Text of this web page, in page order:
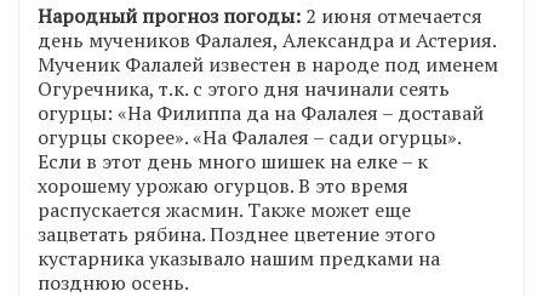
Народный прогноз погоды: 2 июня отмечается
день мучеников Фалалея, Александра и Астерия.
Мученик Фалалей известен в народе под именем
Огуречника, т.к. с этого дня начинали сеять
огурцы: «На Филиппа да на Фалалея – доставай
огурцы скорее». «На Фалалея – сади огурцы».
Если в этот день много шишек на елке – к
хорошему урожаю огурцов. В это время
распускается жасмин. Также может еще
зацветать рябина. Позднее цветение этого
кустарника указывало нашим предками на
позднюю осень.